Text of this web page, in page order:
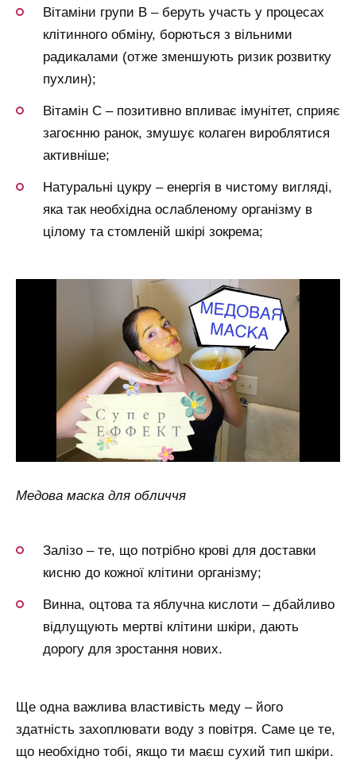
Вітаміни групи В – беруть участь у процесах
клітинного обміну, борються з вільними
радикалами (отже зменшують ризик розвитку
пухлин);
Вітамін С – позитивно впливає імунітет, сприяє
загоєнню ранок, змушує колаген вироблятися
активніше;
Натуральні цукру – енергія в чистому вигляді,
яка так необхідна ослабленому організму в
цілому та стомленій шкірі зокрема;
Медова маска для обличчя
Залізо – те, що потрібно крові для доставки
кисню до кожної клітини організму;
Винна, оцтова та яблучна кислоти – дбайливо
відлущують мертві клітини шкіри, дають
дорогу для зростання нових.
Ще одна важлива властивість меду – його
здатність захоплювати воду з повітря. Саме це те,
що необхідно тобі, якщо ти маєш сухий тип шкіри.